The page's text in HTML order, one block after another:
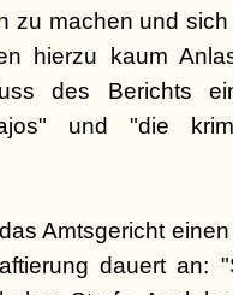
zu machen und
hierzu kaum
des Berichts
und "die
Amtsgericht
dauert an: